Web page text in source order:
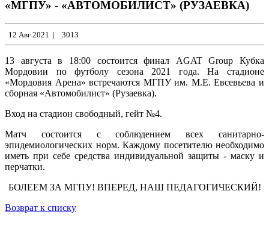
«МГПУ» - «АВТОМОБИЛИСТ» (РУЗАЕВКА)
12 Авг 2021 | 3013
13 августа в 18:00 состоится финал AGAT Group Кубка
Мордовии по футболу сезона 2021 года. На стадионе
«Мордовия Арена» встречаются МГПУ им. М.Е. Евсевьева и
сборная «Автомобилист» (Рузаевка).
Вход на стадион свободный, гейт №4.
Матч состоится с соблюдением всех санитарно-
эпидемиологических норм. Каждому посетителю необходимо
иметь при себе средства индивидуальной защиты - маску и
перчатки.
БОЛЕЕМ ЗА МГПУ! ВПЕРЕД, НАШ ПЕДАГОГИЧЕСКИЙ!
Возврат к списку